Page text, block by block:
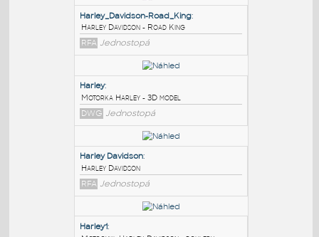
Harley_Davidson-Road_King
Harley Davidson - Road King
RFA Jednostopá
Harley:
Motorka Harley - 3D model